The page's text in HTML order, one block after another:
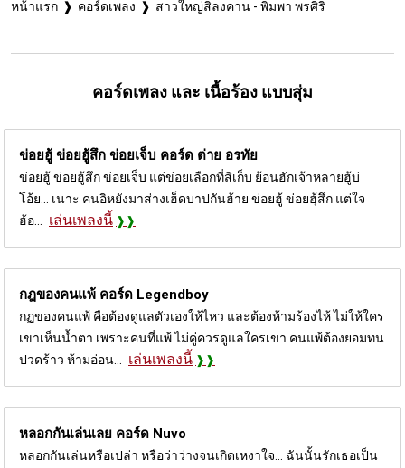
หน้าแรก คอร์ดเพลง สาวใหญ่สิลงคาน - พิมพา พรศิริ
คอร์ดเพลง และ เนื้อร้อง แบบสุ่ม
ข่อยฮู้ ข่อยฮู้สึก ข่อยเจ็บ คอร์ด ต่าย อรทัย
ข่อยฮู้ ข่อยฮู้สึก ข่อยเจ็บ แต่ข่อยเลือกที่สิเก็บ ย้อนฮักเจ้าหลายฮู้บ่
โอ้ย... เนาะ คนอิหยังมาส่างเฮ็ดบาปกันฮ้าย ข่อยฮู้ ข่อยฮุ้สึก แต่ใจ
ฮ้อ...
เล่นเพลงนี้
กฎของคนแพ้ คอร์ด Legendboy
กฏของคนแพ้ คือต้องดูแลตัวเองให้ไหว และต้องห้ามร้องไห้ ไม่ให้ใคร
เขาเห็นน้ำตา เพราะคนที่แพ้ ไม่คู่ควรดูแลใครเขา คนแพ้ต้องยอมทน
ปวดร้าว ห้ามอ่อน...
เล่นเพลงนี้
หลอกกันเล่นเลย คอร์ด Nuvo
หลอกกันเล่นหรือเปล่า หรือว่าว่างจนเกิดเหงาใจ... ฉันนั้นรักเธอเป็น